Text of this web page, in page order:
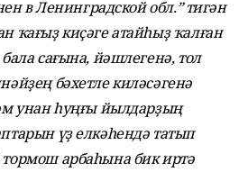
в Ленинградской обл.” тигән
ҡағыҙ киҫәге атайһыҙ ҡалған
сағына, йәшлегенә, тол
бәхетле киләсәгенә
унан һуңғы йылдарҙың
үҙ елкәһендә татып
арбаһына бик иртә